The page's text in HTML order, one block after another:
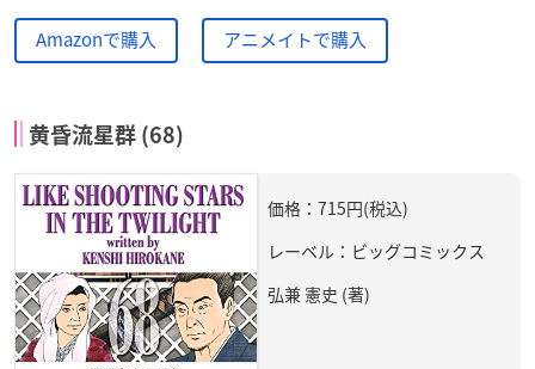
Amazonで購入 アニメイトで購入
黄昏流星群 (68)
価格：715円(税込)
レーベル：ビッグコミックス
弘兼 憲史 (著)